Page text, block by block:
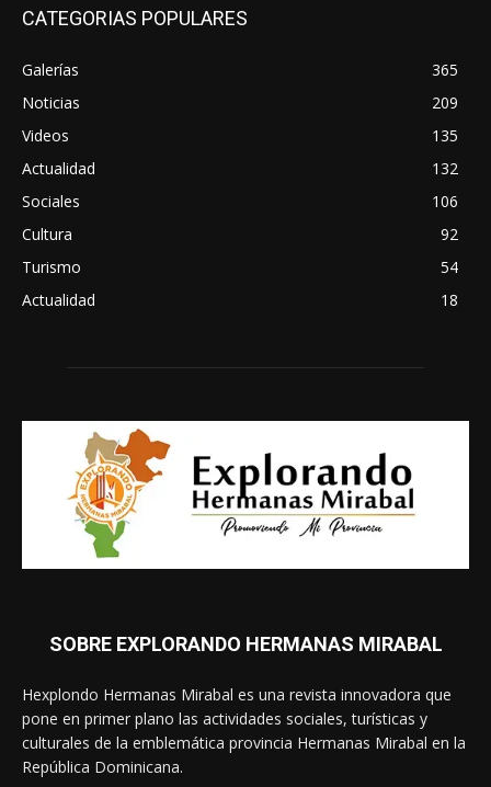
CATEGORIAS POPULARES
Galerías
365
Noticias
209
Videos
135
Actualidad
132
Sociales
106
Cultura
92
Turismo
54
Actualidad
18
SOBRE EXPLORANDO HERMANAS MIRABAL
Hexplondo Hermanas Mirabal es una revista innovadora que
pone en primer plano las actividades sociales, turísticas y
culturales de la emblemática provincia Hermanas Mirabal en la
República Dominicana.